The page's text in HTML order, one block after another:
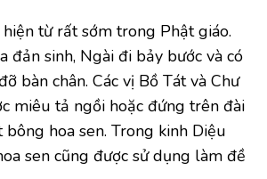
từ rất sớm trong Phật giáo.
đản sinh, Ngài đi bảy bước và có
bàn chân. Các vị Bồ Tát và Chư
miêu tả ngồi hoặc đứng trên đài
bông hoa sen. Trong kinh Diệu
sen cũng được sử dụng làm đề